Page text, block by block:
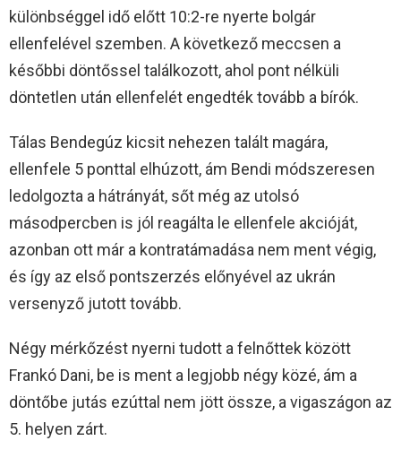
különbséggel idő előtt 10:2-re nyerte bolgár
ellenfelével szemben. A következő meccsen a
későbbi döntőssel találkozott, ahol pont nélküli
döntetlen után ellenfelét engedték tovább a bírók.
Tálas Bendegúz kicsit nehezen talált magára,
ellenfele 5 ponttal elhúzott, ám Bendi módszeresen
ledolgozta a hátrányát, sőt még az utolsó
másodpercben is jól reagálta le ellenfele akcióját,
azonban ott már a kontratámadása nem ment végig,
és így az első pontszerzés előnyével az ukrán
versenyző jutott tovább.
Négy mérkőzést nyerni tudott a felnőttek között
Frankó Dani, be is ment a legjobb négy közé, ám a
döntőbe jutás ezúttal nem jött össze, a vigaszágon az
5. helyen zárt.